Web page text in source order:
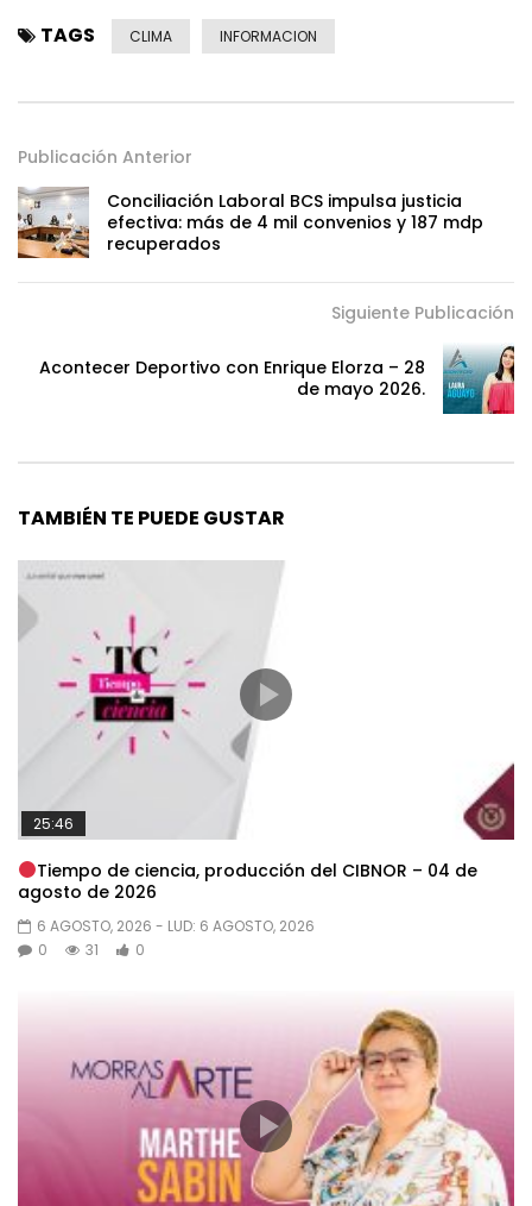
TAGS CLIMA INFORMACION
Publicación Anterior
Conciliación Laboral BCS impulsa justicia
efectiva: más de 4 mil convenios y 187 mdp
recuperados
Siguiente Publicación
Acontecer Deportivo con Enrique Elorza – 28
de mayo 2026.
TAMBIÉN TE PUEDE GUSTAR
25:46
Tiempo de ciencia, producción del CIBNOR – 04 de
agosto de 2026
6 AGOSTO, 2026 - LUD: 6 AGOSTO, 2026
0
31 0